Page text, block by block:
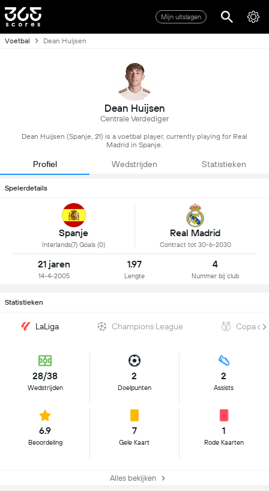
Mijn uitslagen
Voetbal Dean Huijsen
Dean Huijsen
Centrale Verdediger
Dean Huijsen (Spanje, 21) is a voetbal player, currently playing for Real
Madrid in Spanje.
Profiel Wedstrijden Statistieken
Spelerdetails
Spanje
Interlands(7) Goals (0)
Real Madrid
Contract tot 30-6-2030
21 jaren
14-4-2005
1.97
Lengte
4
Nummer bij club
Statistieken
LaLiga Champions League Copa
28/38
Wedstrijden
2
Doelpunten
2
Assists
6.9
Beoordeling
7
Gele Kaart
1
Rode Kaarten
Alles bekijken